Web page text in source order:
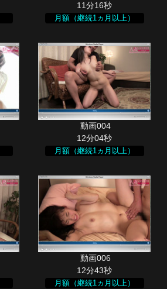
11分16秒
月額（継続1ヵ月以上）
12分04秒
月額（継続1ヵ月以上）
12分43秒
月額（継続1ヵ月以上）